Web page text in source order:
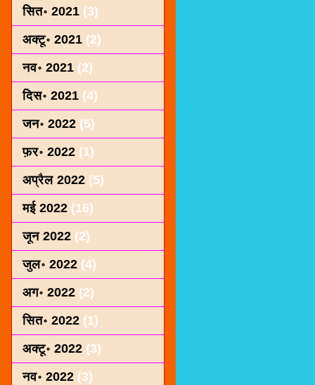
सित॰ 2021 (3)
अक्टू॰ 2021 (2)
नव॰ 2021 (2)
दिस॰ 2021 (4)
जन॰ 2022 (5)
फ़र॰ 2022 (1)
अप्रैल 2022 (5)
मई 2022 (16)
जून 2022 (2)
जुल॰ 2022 (4)
अग॰ 2022 (2)
सित॰ 2022 (1)
अक्टू॰ 2022 (3)
नव॰ 2022 (3)